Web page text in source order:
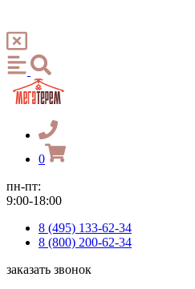
0
пн-пт:
9:00-18:00
8 (495) 133-62-34
8 (800) 200-62-34
заказать звонок